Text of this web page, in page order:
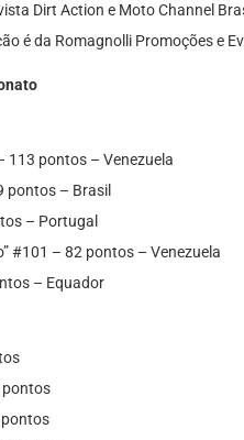
Dirt Action e Moto Channel
é da Romagnolli Promoções e
113 pontos – Venezuela
pontos – Brasil
– Portugal
#101 – 82 pontos – Venezuela
– Equador
pontos
pontos